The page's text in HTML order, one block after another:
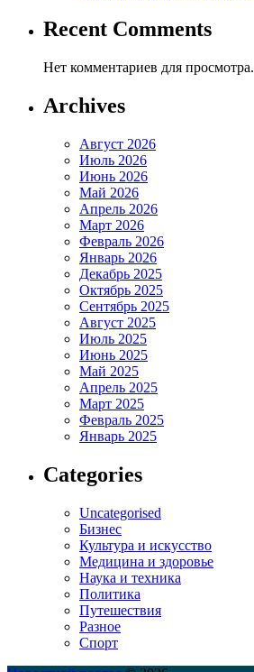
Recent Comments
Нет комментариев для просмотра.
Archives
Август 2026
Июль 2026
Июнь 2026
Май 2026
Апрель 2026
Март 2026
Февраль 2026
Январь 2026
Декабрь 2025
Октябрь 2025
Сентябрь 2025
Август 2025
Июль 2025
Июнь 2025
Май 2025
Апрель 2025
Март 2025
Февраль 2025
Январь 2025
Categories
Uncategorised
Бизнес
Культура и искусство
Медицина и здоровье
Наука и техника
Политика
Путешествия
Разное
Спорт